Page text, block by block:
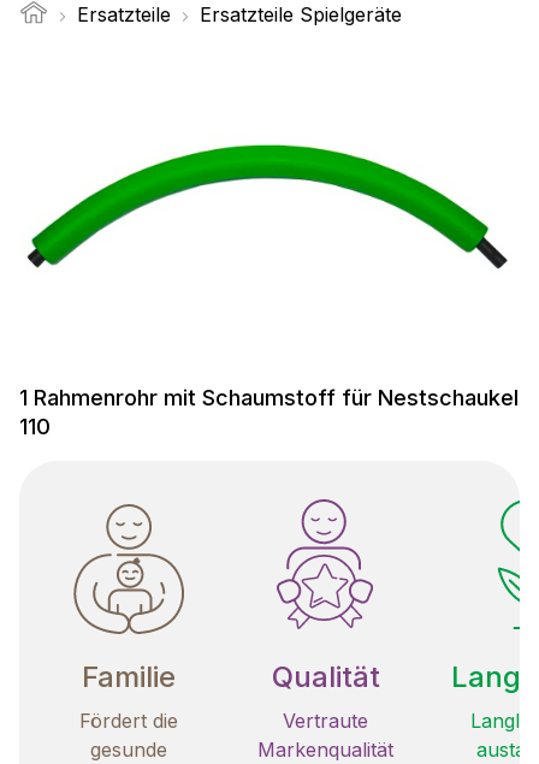
Ersatzteile Ersatzteile Spielgeräte
1 Rahmenrohr mit Schaumstoff für Nestschaukel
110
Familie
Fördert die
gesunde
Qualität
Vertraute
Markenqualität